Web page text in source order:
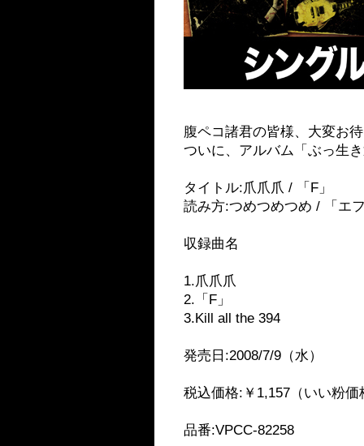
腹ペコ諸君の皆様、大変お
ついに、アルバム「ぶっ生
タイトル:爪爪爪 / 「F」
読み方:つめつめつめ / 「エ
収録曲名
1.爪爪爪
2.「F」
3.Kill all the 394
発売日:2008/7/9（水）
税込価格:￥1,157（いい粉価
品番:VPCC-82258